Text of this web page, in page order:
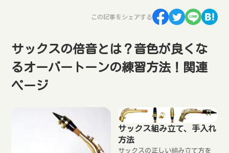
この記事をシェアする
サックスの倍音とは？音色が良くな
るオーバートーンの練習方法！関連
ページ
サックス組み立て、手入れ
方法
サックスの正しい組み立て方を